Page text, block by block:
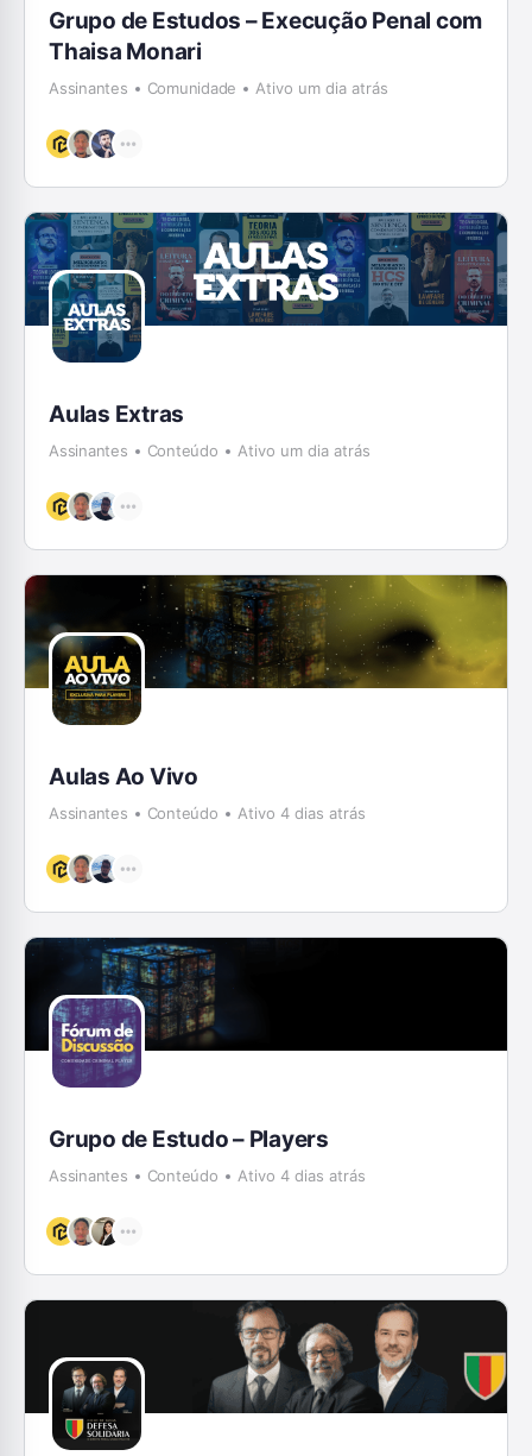
Grupo de Estudos – Execução Penal com
Thaisa Monari
Assinantes Comunidade Ativo um dia atrás
Aulas Extras
Assinantes Conteúdo Ativo um dia atrás
Aulas Ao Vivo
Assinantes Conteúdo Ativo 4 dias atrás
Grupo de Estudo – Players
Assinantes Conteúdo Ativo 4 dias atrás